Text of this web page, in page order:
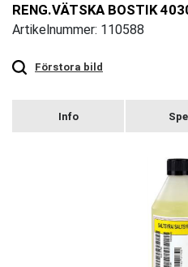
RENG.VÄTSKA BOSTIK
Artikelnummer: 110588
Förstora bild
zoom